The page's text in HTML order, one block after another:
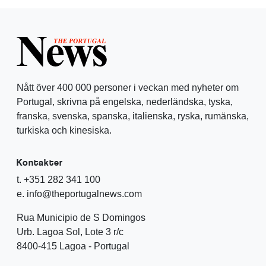
Nått över 400 000 personer i veckan med nyheter om
Portugal, skrivna på engelska, nederländska, tyska,
franska, svenska, spanska, italienska, ryska, rumänska,
turkiska och kinesiska.
Kontakter
t. +351 282 341 100
e. info@theportugalnews.com
Rua Municipio de S Domingos
Urb. Lagoa Sol, Lote 3 r/c
8400-415 Lagoa - Portugal